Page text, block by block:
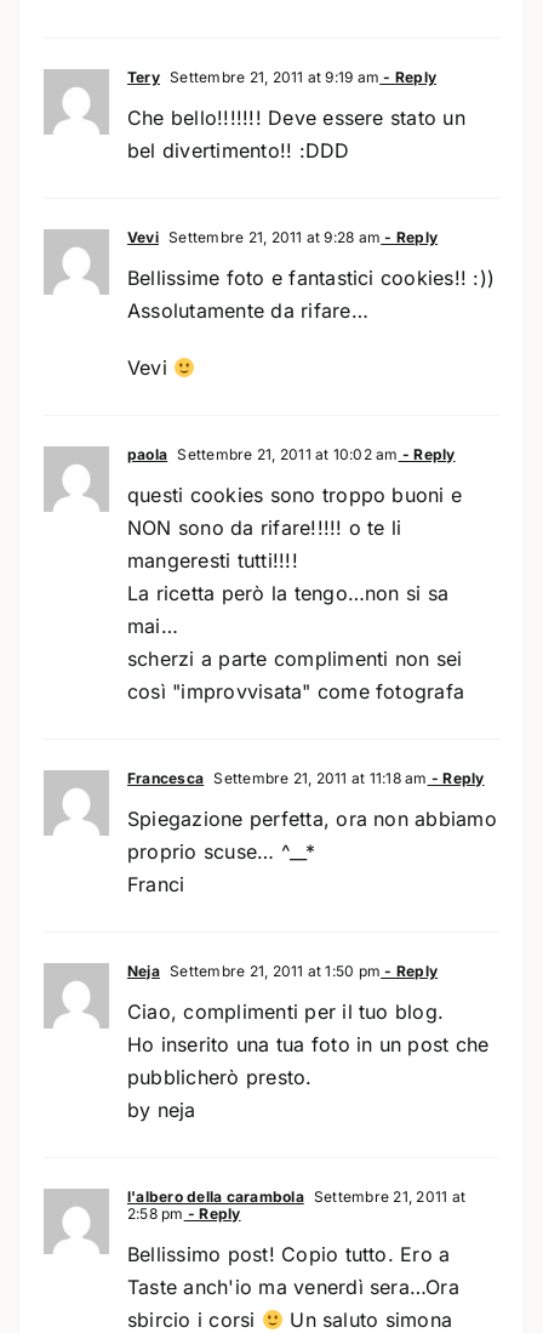
Tery Settembre 21, 2011 at 9:19 am - Reply
Che bello!!!!!!! Deve essere stato un
bel divertimento!! :DDD
Vevi Settembre 21, 2011 at 9:28 am - Reply
Bellissime foto e fantastici cookies!! :))
Assolutamente da rifare…
Vevi
paola Settembre 21, 2011 at 10:02 am - Reply
questi cookies sono troppo buoni e
NON sono da rifare!!!!! o te li
mangeresti tutti!!!!
La ricetta però la tengo…non si sa
mai…
scherzi a parte complimenti non sei
così "improvvisata" come fotografa
Francesca Settembre 21, 2011 at 11:18 am - Reply
Spiegazione perfetta, ora non abbiamo
proprio scuse… ^__*
Franci
Neja Settembre 21, 2011 at 1:50 pm - Reply
Ciao, complimenti per il tuo blog.
Ho inserito una tua foto in un post che
pubblicherò presto.
by neja
l'albero della carambola Settembre 21, 2011 at
2:58 pm - Reply
Bellissimo post! Copio tutto. Ero a
Taste anch'io ma venerdì sera…Ora
sbircio i corsi
Un saluto simona